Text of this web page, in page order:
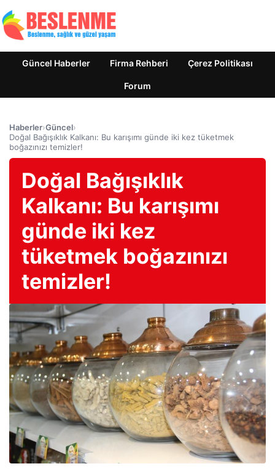
Güncel Haberler Firma Rehberi Çerez Politikası
Forum
Haberler›Güncel›
Doğal Bağışıklık Kalkanı: Bu karışımı günde iki kez tüketmek
boğazınızı temizler!
Doğal Bağışıklık
Kalkanı: Bu karışımı
günde iki kez
tüketmek boğazınızı
temizler!